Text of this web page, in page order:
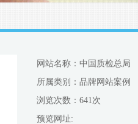
网站名称：中国质检总局
所属类别：品牌网站案例
浏览次数： 641次
预览网址: